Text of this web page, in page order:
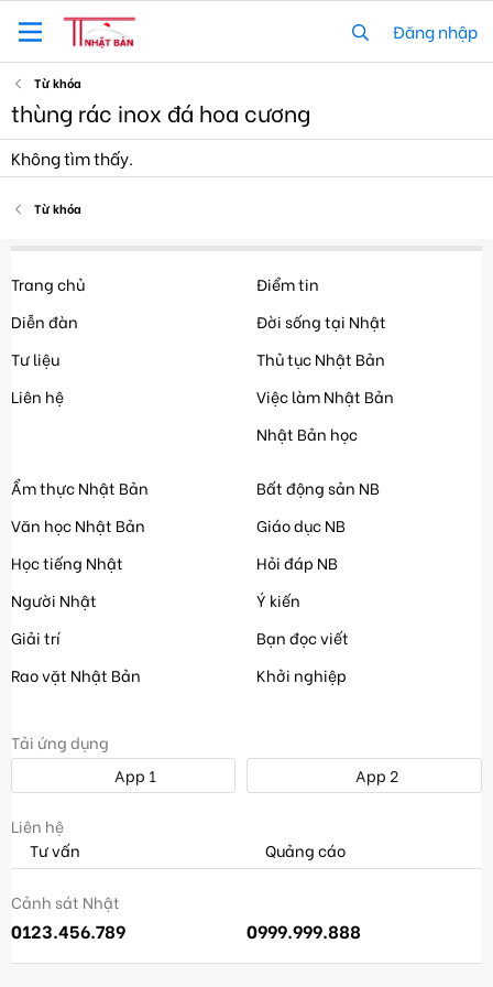
Đăng nhập
Từ khóa
thùng rác inox đá hoa cương
Không tìm thấy.
Từ khóa
Trang chủ
Diễn đàn
Tư liệu
Liên hệ
Điểm tin
Đời sống tại Nhật
Thủ tục Nhật Bản
Việc làm Nhật Bản
Nhật Bản học
Ẩm thực Nhật Bản
Văn học Nhật Bản
Học tiếng Nhật
Người Nhật
Giải trí
Rao vặt Nhật Bản
Bất động sản NB
Giáo dục NB
Hỏi đáp NB
Ý kiến
Bạn đọc viết
Khởi nghiệp
Tải ứng dụng
App 1
App 2
Liên hệ
Tư vấn
Quảng cáo
Cảnh sát Nhật
0123.456.789 0999.999.888